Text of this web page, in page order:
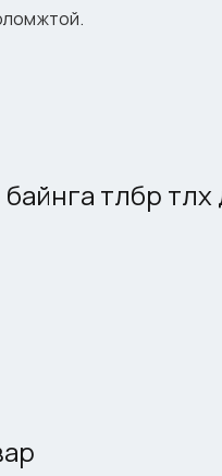
төлбөр